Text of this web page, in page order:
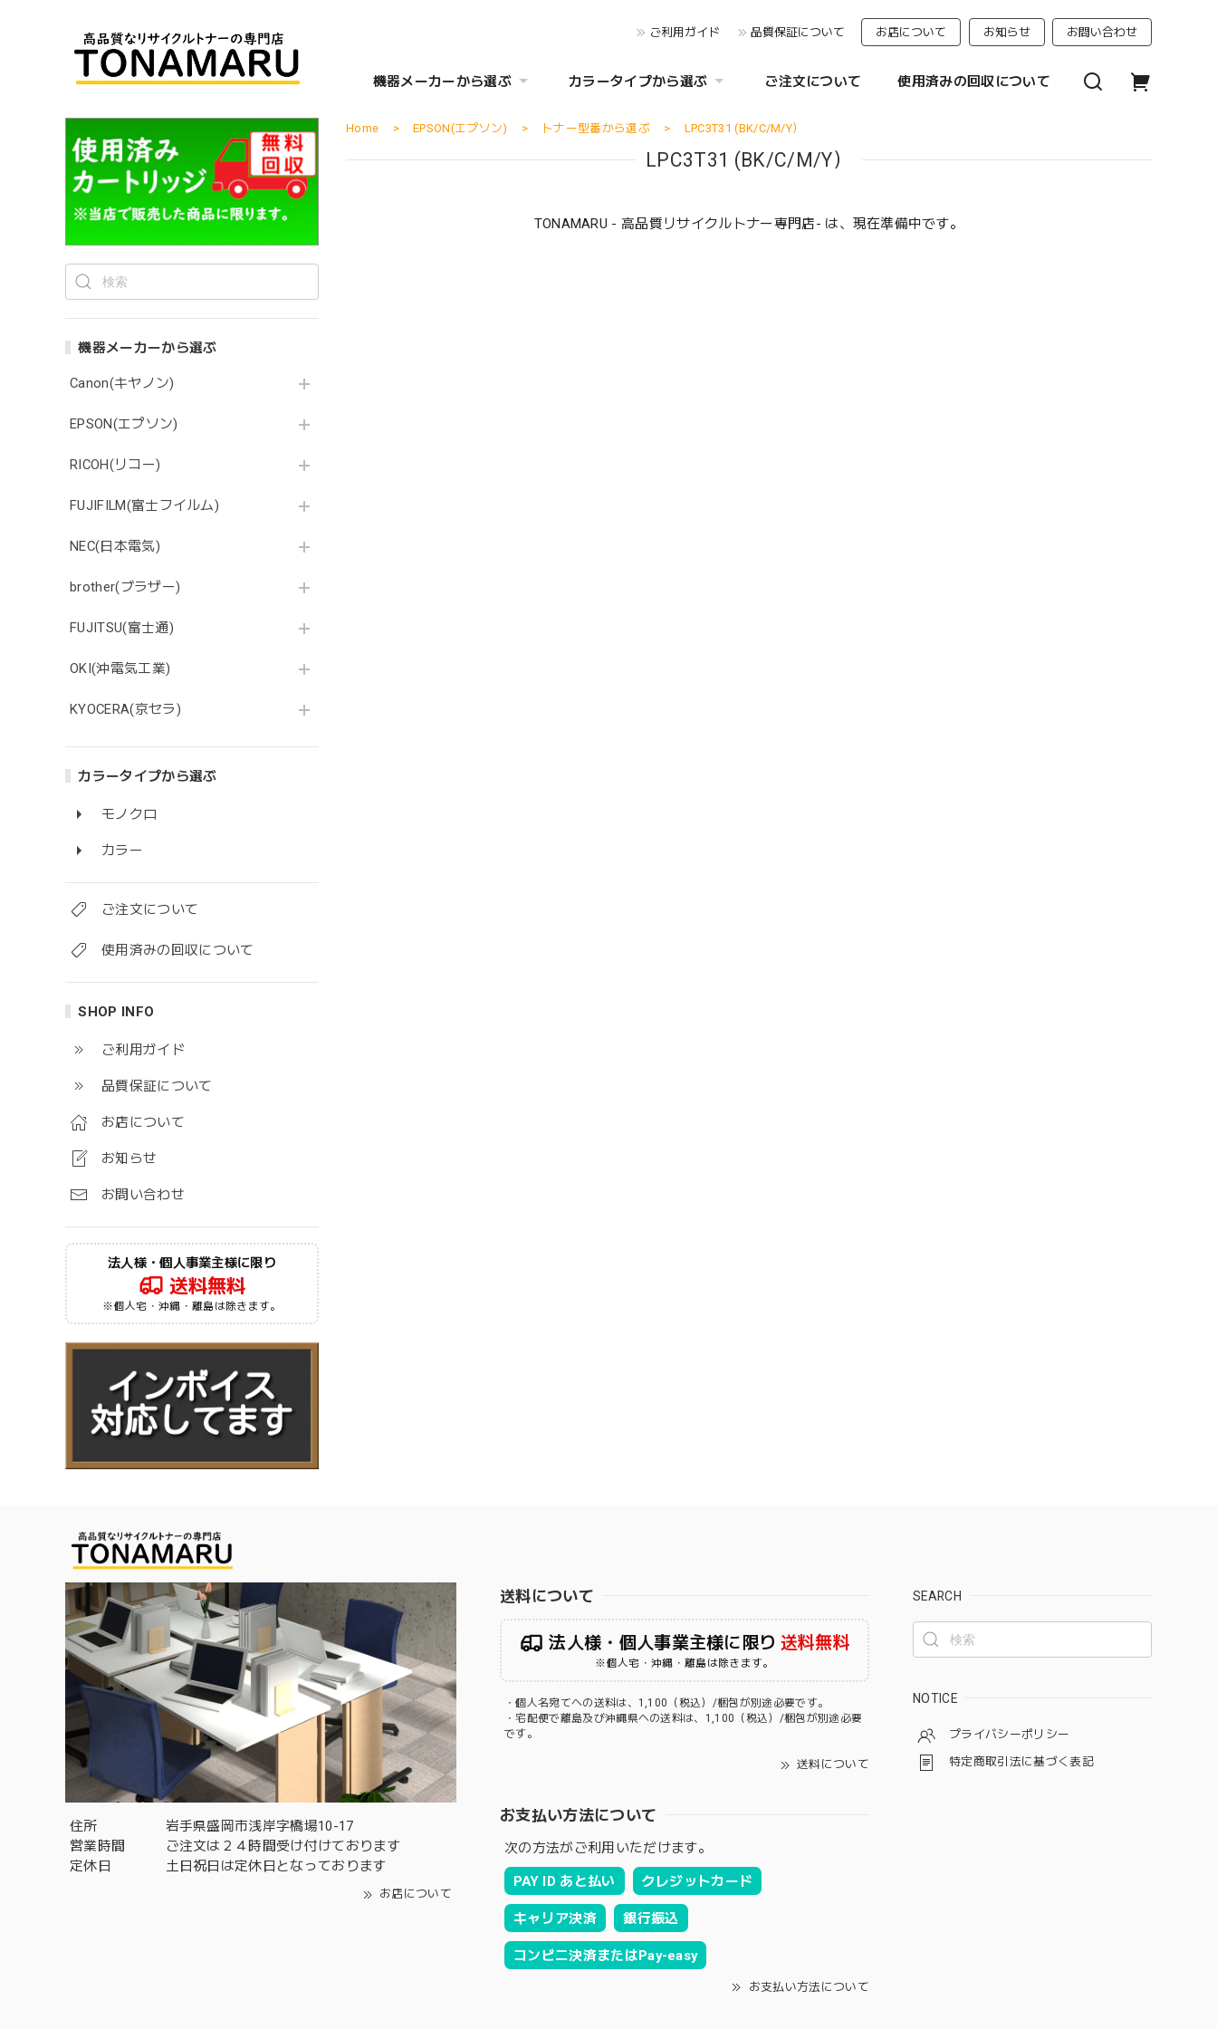
ご利用ガイド 品質保証について お店について お知らせ お問い合わせ
機器メーカーから選ぶ カラータイプから選ぶ ご注文について 使用済みの回収について
機器メーカーから選ぶ
Canon(キヤノン)
EPSON(エプソン)
RICOH(リコー)
FUJIFILM(富士フイルム)
NEC(日本電気)
brother(ブラザー)
FUJITSU(富士通)
OKI(沖電気工業)
KYOCERA(京セラ)
カラータイプから選ぶ
モノクロ
カラー
ご注文について
使用済みの回収について
SHOP INFO
ご利用ガイド
品質保証について
お店について
お知らせ
お問い合わせ
法人様・個人事業主様に限り
送料無料
※個人宅・沖縄・離島は除きます。
Home EPSON(エプソン) トナー型番から選ぶ LPC3T31 (BK/C/M/Y）
LPC3T31 (BK/C/M/Y）
TONAMARU - 高品質リサイクルトナー専門店- は、現在準備中です。
住所
岩手県盛岡市浅岸字橋場10-17
営業時間
ご注文は２４時間受け付けております
定休日
土日祝日は定休日となっております
お店について
送料について
法人様・個人事業主様に限り 送料無料
※個人宅・沖縄・離島は除きます。
・個人名宛てへの送料は、1,100（税込）/梱包が別途必要です。
・宅配便で離島及び沖縄県への送料は、1,100（税込）/梱包が別途必要
です。
送料について
お支払い方法について
次の方法がご利用いただけます。
PAY ID あと払い クレジットカード
キャリア決済 銀行振込
コンビニ決済またはPay-easy
お支払い方法について
SEARCH
NOTICE
プライバシーポリシー
特定商取引法に基づく表記